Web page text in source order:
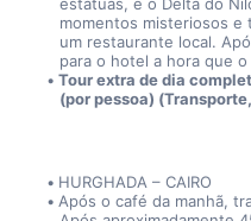
momentos misteriosos e
um restaurante local.
para o hotel a hora que
Tour extra de dia
(por pessoa)
HURGHADA – CAIRO
Após o café da manhã,